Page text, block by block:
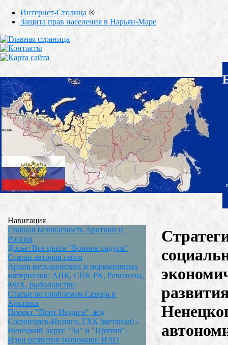
Интернет-Столица ®
Защита прав населения в Нарьян-Маре
Навигация
Главная Безопасность Арктики и
России
Досье: Все цвета "Воинов радуги"
Статьи авторов сайта
Архив методических и нормативных
материалов: АПК, СПК РК, Ревсоюзы,
КФХ, рыболовство
Статьи по проблемам Севера и
Арктики
Проект "Порт Индига", ж/д
Сосногорск-Индига, ГХК (метанол) -
Ненецкий округ. "За" и "Против".
Идеи развития экономики НАО